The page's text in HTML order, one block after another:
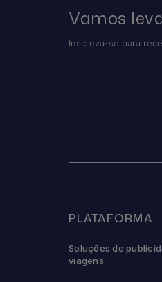
Vamos
Inscreva-se para
PLATAFORMA
Soluções de
viagens